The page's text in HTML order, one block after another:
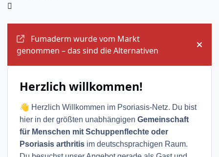
Fumaderm wurde vom Markt
genommen – das sind die Alternativen
Herzlich willkommen!
👋 Herzlich Willkommen im Psoriasis-Netz. Du bist
hier in der größten unabhängigen Gemeinschaft
für Menschen mit Schuppenflechte oder
Psoriasis arthritis im deutschsprachigen Raum.